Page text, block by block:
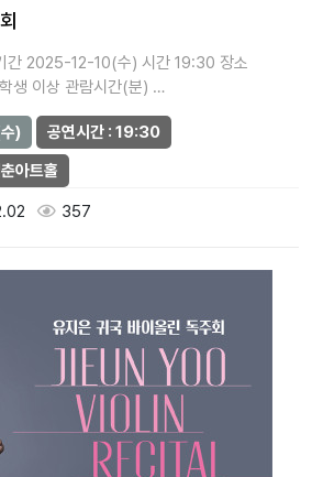
간 2025-12-10(수) 시간 19:30 장소
생 이상 관람시간(분) …
)
공연시간 : 19:30
아트홀
357